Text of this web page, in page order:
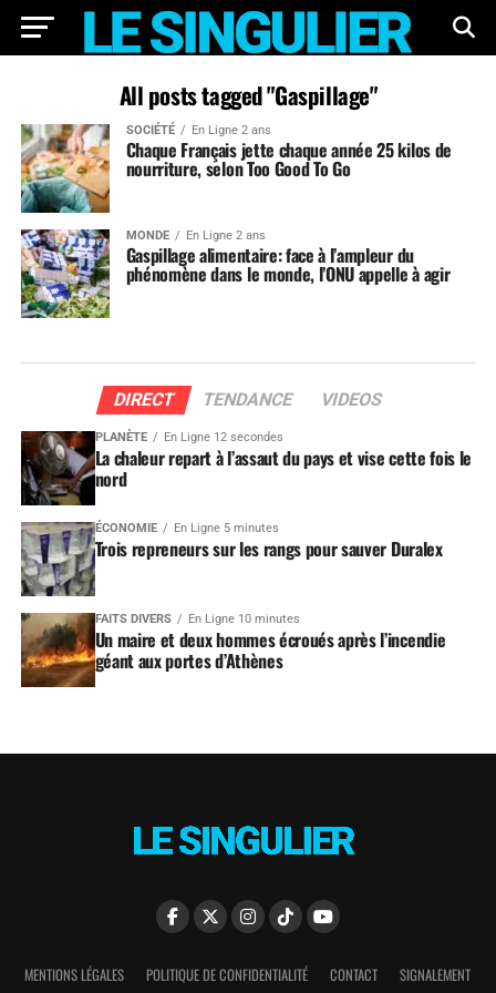
All posts tagged "Gaspillage"
SOCIÉTÉ En Ligne 2 ans
Chaque Français jette chaque année 25 kilos de
nourriture, selon Too Good To Go
MONDE En Ligne 2 ans
Gaspillage alimentaire: face à l’ampleur du
phénomène dans le monde, l’ONU appelle à agir
DIRECT TENDANCE VIDEOS
PLANÈTE En Ligne 12 secondes
La chaleur repart à l’assaut du pays et vise cette fois le
nord
ÉCONOMIE En Ligne 5 minutes
Trois repreneurs sur les rangs pour sauver Duralex
FAITS DIVERS En Ligne 10 minutes
Un maire et deux hommes écroués après l’incendie
géant aux portes d’Athènes
MENTIONS LÉGALES POLITIQUE DE CONFIDENTIALITÉ CONTACT SIGNALEMENT